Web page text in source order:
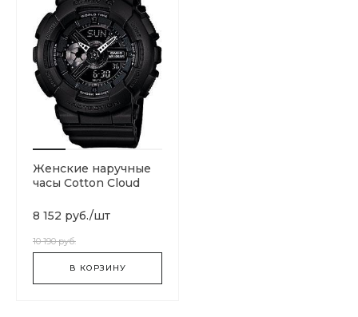
Женские наручные
часы Cotton Cloud
110BC-1AER
8 152 руб./шт
10 190 руб.
В КОРЗИНУ